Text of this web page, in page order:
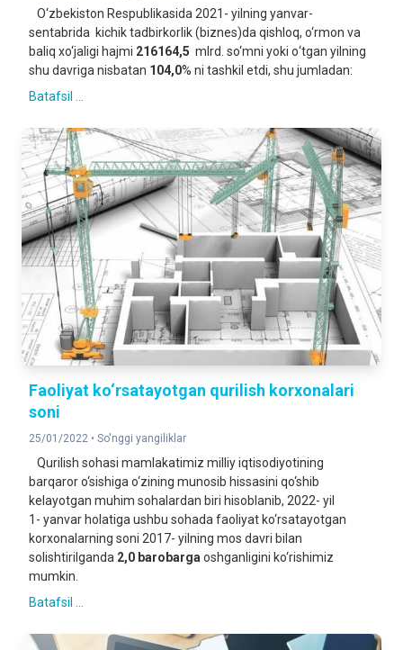
O‘zbekiston Respublikasida 2021- yilning yanvar-
sentabrida kichik tadbirkorlik (biznes)da qishloq, o‘rmon va
baliq xo‘jaligi hajmi 216164,5 mlrd. so‘mni yoki о‘tgan yilning
shu davriga nisbatan 104,0% ni tashkil etdi, shu jumladan:
Batafsil ...
Faoliyat ko‘rsatayotgan qurilish korxonalari
soni
25/01/2022 • So'nggi yangiliklar
Qurilish sohasi mamlakatimiz milliy iqtisodiyotining
barqaror o‘sishiga o‘zining munosib hissasini qo‘shib
kelayotgan muhim sohalardan biri hisoblanib, 2022- yil
1- yanvar holatiga ushbu sohada faoliyat ko‘rsatayotgan
korxonalarning soni 2017- yilning mos davri bilan
solishtirilganda 2,0 barobarga oshganligini ko‘rishimiz
mumkin.
Batafsil ...